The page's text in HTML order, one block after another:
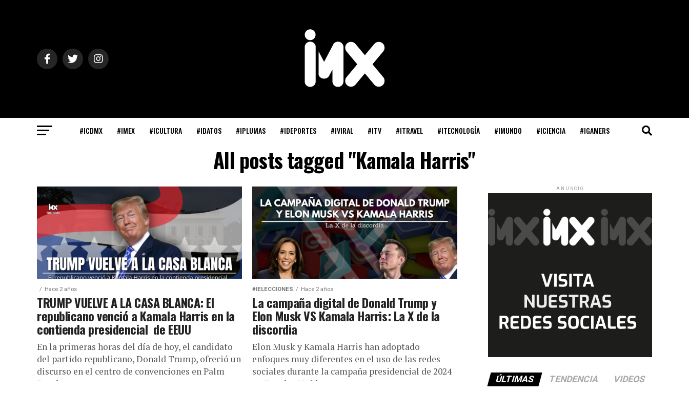
#ICDMX #IMEX #ICULTURA #IDATOS #IPLUMAS #IDEPORTES #IVIRAL #ITV #ITRAVEL #ITECNOLOGÍA #IMUNDO #ICIENCIA #IGAMERS
All posts tagged "Kamala Harris"
Hace 2 años
TRUMP VUELVE A LA CASA BLANCA: El
republicano venció a Kamala Harris en la
contienda presidencial de EEUU
En la primeras horas del día de hoy, el candidato
del partido republicano, Donald Trump, ofreció un
discurso en el centro de convenciones en Palm
Beach...
#IELECCIONES Hace 2 años
La campaña digital de Donald Trump y
Elon Musk VS Kamala Harris: La X de la
discordia
Elon Musk y Kamala Harris han adoptado
enfoques muy diferentes en el uso de las redes
sociales durante la campaña presidencial de 2024
en Estados Unidos....
ANUNCIO
ÚLTIMAS TENDENCIA VIDEOS